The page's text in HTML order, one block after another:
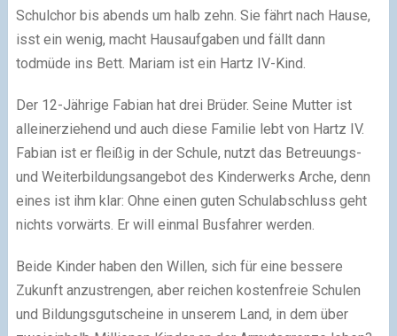
Schulchor bis abends um halb zehn. Sie fährt nach Hause,
isst ein wenig, macht Hausaufgaben und fällt dann
todmüde ins Bett. Mariam ist ein Hartz IV-Kind.
Der 12-Jährige Fabian hat drei Brüder. Seine Mutter ist
alleinerziehend und auch diese Familie lebt von Hartz IV.
Fabian ist er fleißig in der Schule, nutzt das Betreuungs-
und Weiterbildungsangebot des Kinderwerks Arche, denn
eines ist ihm klar: Ohne einen guten Schulabschluss geht
nichts vorwärts. Er will einmal Busfahrer werden.
Beide Kinder haben den Willen, sich für eine bessere
Zukunft anzustrengen, aber reichen kostenfreie Schulen
und Bildungsgutscheine in unserem Land, in dem über